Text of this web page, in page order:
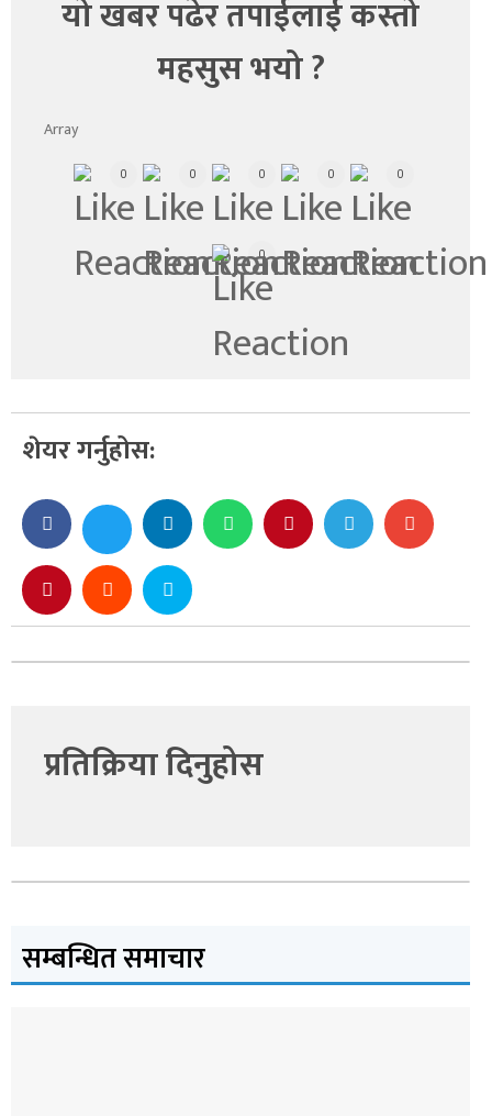
यो खबर पढेर तपाईलाई कस्तो
महसुस भयो ?
Array
0 0 0 0 0
0
शेयर गर्नुहोस:
प्रतिक्रिया दिनुहोस
सम्बन्धित समाचार